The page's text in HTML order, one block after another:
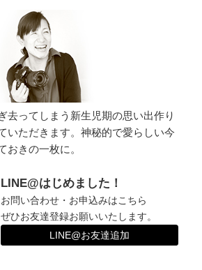
去ってしまう新生児期の思い出作り
いただきます。神秘的で愛らしい今
おきの一枚に。
LINE@はじめました！
お問い合わせ・お申込みはこちら
ぜひお友達登録お願いいたします。
LINE@お友達追加